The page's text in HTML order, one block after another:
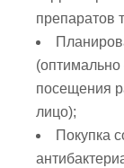
препаратов
посещения
лицо);
Покупка